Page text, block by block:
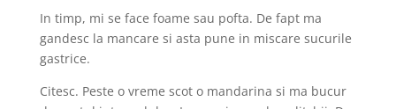
In timp, mi se face foame sau pofta. De fapt ma
gandesc la mancare si asta pune in miscare sucurile
gastrice.
Citesc. Peste o vreme scot o mandarina si ma bucur